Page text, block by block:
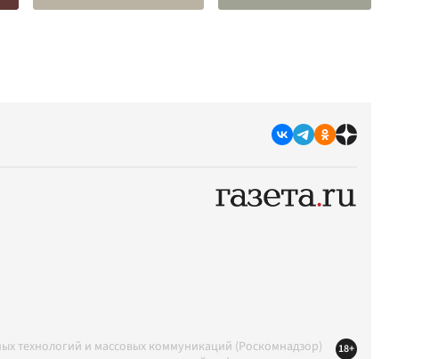
технологий и массовых коммуникаций (Роскомнадзор)
18+